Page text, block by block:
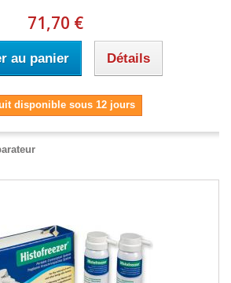
71,70 €
au panier Détails
disponible sous 12 jours